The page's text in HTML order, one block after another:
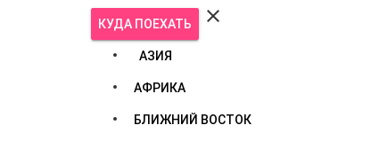
КУДА ПОЕХАТЬ 
АЗИЯ
АФРИКА
БЛИЖНИЙ ВОСТОК